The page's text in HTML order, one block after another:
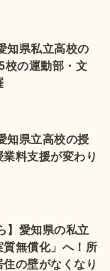
知県私立高校の
校の運動部・文
知県立高校の授
料支援が変わり
】愛知県の私立
無償化」へ！所
の壁がなくなり